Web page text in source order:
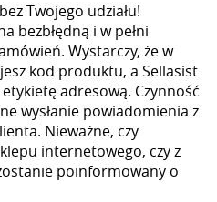
Twojego udziału!
bezbłędną i w pełni
Wystarczy, że w
kod produktu, a Sellasist
adresową. Czynność
wysłanie powiadomienia z
Nieważne, czy
internetowego, czy z
poinformowany o